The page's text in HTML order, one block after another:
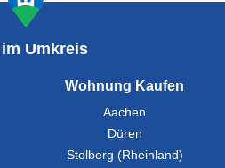
Umkreis
Wohnung Kaufen
Aachen
Düren
Stolberg (Rheinland)